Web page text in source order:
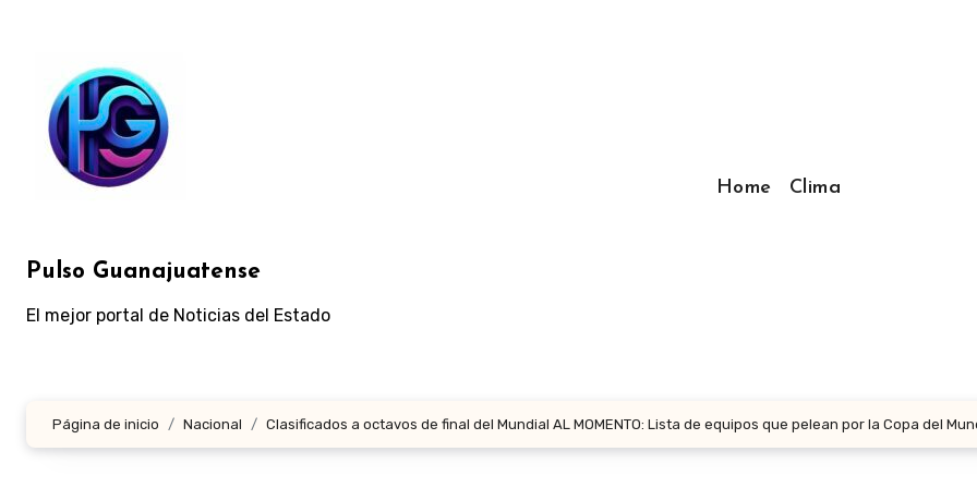
contenido
Pulso Guanajuatense
El mejor portal de Noticias del Estado
Home Clima
Página de inicio Nacional ⁠Clasificados a octavos de final del Mundial AL MOMENTO: Lista de equipos que pelean por la Copa del